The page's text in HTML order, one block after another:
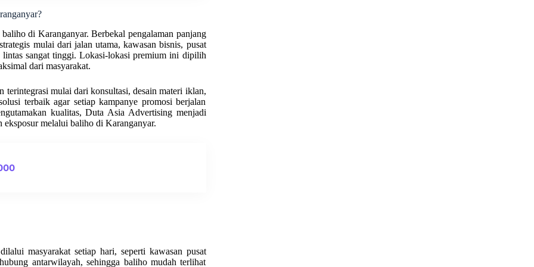
di Karanganyar. Berbekal pengalaman panjang
mulai dari jalan utama, kawasan bisnis, pusat
sangat tinggi. Lokasi-lokasi premium ini dipilih
dari masyarakat.
terintegrasi mulai dari konsultasi, desain materi iklan,
terbaik agar setiap kampanye promosi berjalan
kualitas, Duta Asia Advertising menjadi
melalui baliho di Karanganyar.
masyarakat setiap hari, seperti kawasan pusat
antarwilayah, sehingga baliho mudah terlihat